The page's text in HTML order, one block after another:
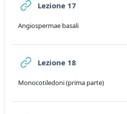
Lezione 17
Angiospermae basali
Lezione 18
Monocotiledoni (prima parte)